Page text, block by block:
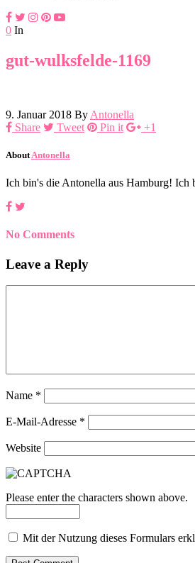
0 In
gut-wulksfelde-1169
9. Januar 2018 By Antonella
Share
Tweet Pin it +1
About Antonella
Ich bin's die Antonella aus Hamburg! Ich
No Comments
Leave a Reply
Name *
E-Mail-Adresse *
Website
Please enter the characters shown above.
Mit der Nutzung dieses Formulars